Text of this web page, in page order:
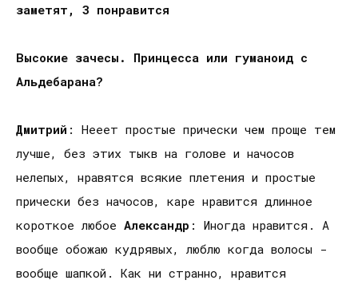
заметят, 3 понравится
Высокие зачесы. Принцесса или гуманоид с
Альдебарана?
Дмитрий : Нееет простые прически чем проще тем
лучше, без этих тыкв на голове и начосов
нелепых, нравятся всякие плетения и простые
прически без начосов, каре нравится длинное
короткое любое Александр : Иногда нравится. А
вообще обожаю кудрявых, люблю когда волосы -
вообще шапкой. Как ни странно, нравится